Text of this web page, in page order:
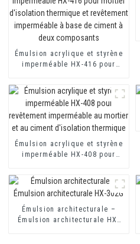
Émulsion acrylique et styrène
imperméable HX-416 pour
et revêtement imperméable à
base de ciment à deux
composants
Émulsion acrylique et styrène
imperméable HX-408 pour
mortier et au ciment
d'isolation thermique
Émulsion architecturale –
Émulsion architecturale HX-